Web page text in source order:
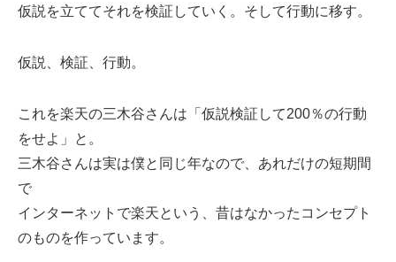
仮説を立ててそれを検証していく。そして行動に移す。
仮説、検証、行動。
これを楽天の三木谷さんは「仮説検証して200％の行動
をせよ」と。
三木谷さんは実は僕と同じ年なので、あれだけの短期間
で
インターネットで楽天という、昔はなかったコンセプト
のものを作っています。